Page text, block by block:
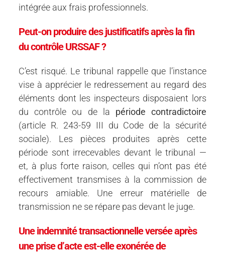
intégrée aux frais professionnels.
Peut-on produire des justificatifs après la fin
du contrôle URSSAF ?
C’est risqué. Le tribunal rappelle que l’instance
vise à apprécier le redressement au regard des
éléments dont les inspecteurs disposaient lors
du contrôle ou de la période contradictoire
(article R. 243-59 III du Code de la sécurité
sociale). Les pièces produites après cette
période sont irrecevables devant le tribunal —
et, à plus forte raison, celles qui n’ont pas été
effectivement transmises à la commission de
recours amiable. Une erreur matérielle de
transmission ne se répare pas devant le juge.
Une indemnité transactionnelle versée après
une prise d’acte est-elle exonérée de